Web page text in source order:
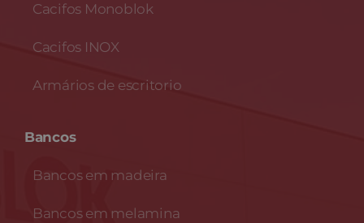
Cacifos Monoblok
Cacifos INOX
Armários de escritorio
Bancos
Bancos em madeira
Bancos em melamina